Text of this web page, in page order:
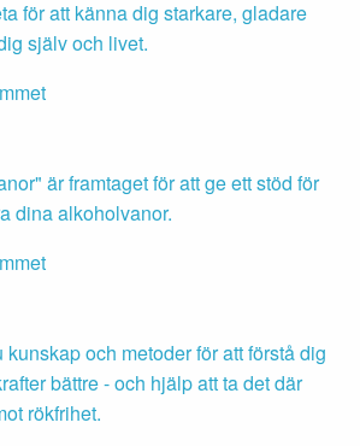
för att känna dig starkare, gladare
själv och livet.
är framtaget för att ge ett stöd för
dina alkoholvanor.
kunskap och metoder för att förstå dig
bättre - och hjälp att ta det där
rökfrihet.